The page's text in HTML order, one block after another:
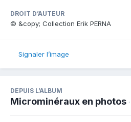
DROIT D’AUTEUR
© &copy; Collection Erik PERNA
Signaler l’image
DEPUIS L’ALBUM
Microminéraux en photos